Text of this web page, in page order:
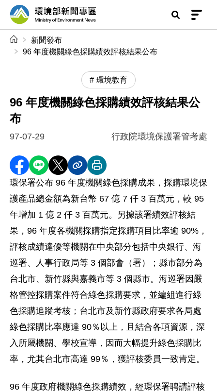
前往中央內容區塊
環境部新聞專區
新聞發布
96 年度機關綠色採購績效評核結果公布
環境教育
96 年度機關綠色採購績效評核結果公
布
97-07-29 行政院環境保護署管考處
分享至 Facebook
分享到 LINE
分享到 X分享內容連結
列印本頁
環保署公布 96 年度機關綠色採購成果，採購環境保
護產品總金額為新台幣 67 億 7 仟 3 百萬元，較 95
年增加 1 億 2 仟 3 百萬元。另據該署績效評核結
果，96 年度各機關採購指定採購項目比率逾 90%，
評核成績達優等機關在中央部分包括中央銀行、海
巡署、人事行政局等 3 個部會（署）；縣市部分為
台北市、新竹縣與嘉義市等 3 個縣市。海巡署因嚴
格管控採購案件符合綠色採購要求，並編組進行綠
色採購追蹤考核；台北市及新竹縣政府要求各局處
綠色採購比率應達 90％以上，且結合各項資源，深
入所屬機關、學校宣導，因而大幅提升綠色採購比
率，尤其台北市高達 99％，獲評核委員一致肯定。
96 年度政府機關綠色採購績效，經環保署聘請評核